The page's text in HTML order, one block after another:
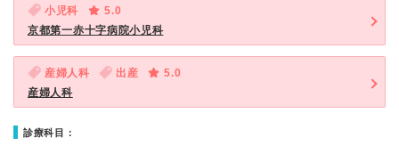
小児科
5.0
京都第一赤十字病院小児科
産婦人科 出産
5.0
産婦人科
診療科目：